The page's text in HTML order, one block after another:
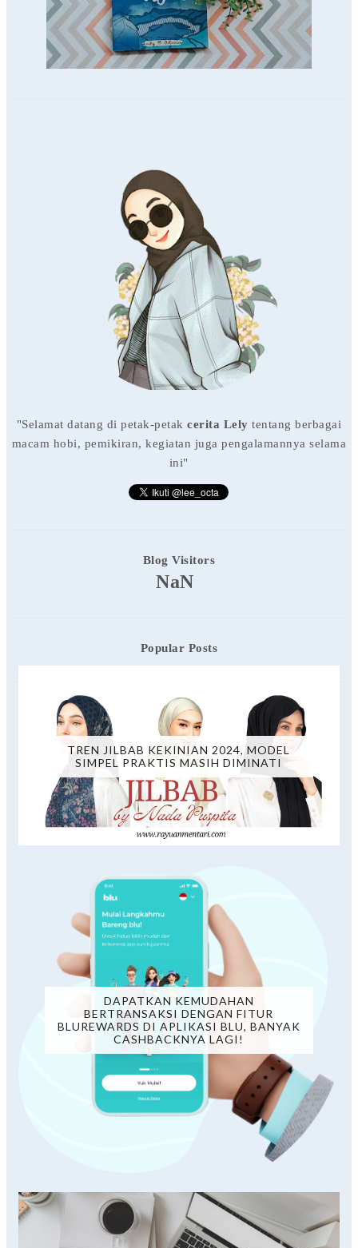
"Selamat datang di petak-petakcerita Lely tentang berbagai
macam hobi, pemikiran, kegiatan juga pengalamannya selama
ini"
Blog Visitors
NaN
Popular Posts
TREN JILBAB KEKINIAN 2024, MODEL
SIMPEL PRAKTIS MASIH DIMINATI
DAPATKAN KEMUDAHAN
BERTRANSAKSI DENGAN FITUR
BLUREWARDS DI APLIKASI BLU, BANYAK
CASHBACKNYA LAGI!